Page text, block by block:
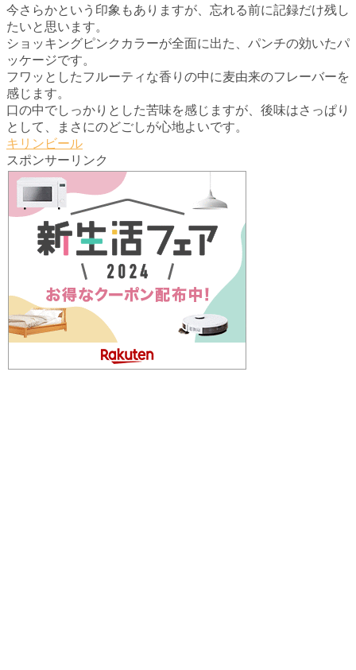
今さらかという印象もありますが、忘れる前に記録だけ残し
たいと思います。
ショッキングピンクカラーが全面に出た、パンチの効いたパ
ッケージです。
フワッとしたフルーティな香りの中に麦由来のフレーバーを
感じます。
口の中でしっかりとした苦味を感じますが、後味はさっぱり
として、まさにのどごしが心地よいです。
キリンビール
スポンサーリンク